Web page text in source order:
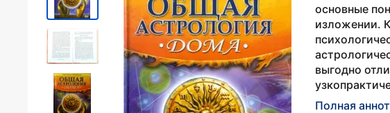
основные
изложении.
выгодно
Полная